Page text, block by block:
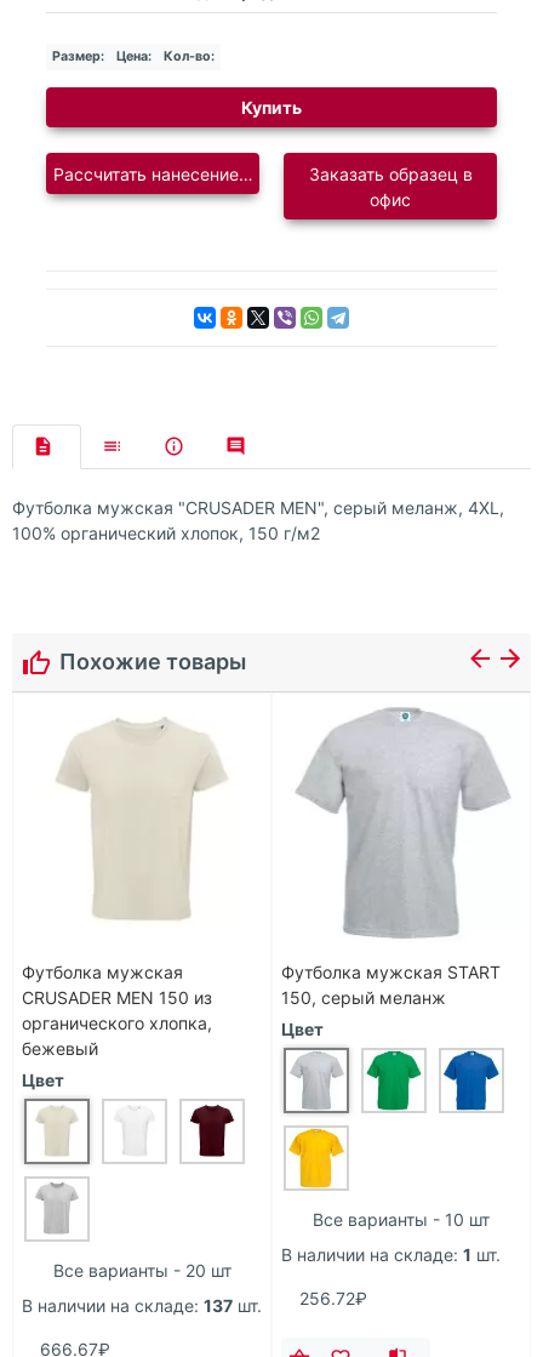
Размер: Цена: Кол-во:
Купить
Рассчитать нанесение логотипаЗаказать образец в
офис
Футболка мужская "CRUSADER MEN", серый меланж, 4XL,
100% органический хлопок, 150 г/м2
Похожие товары
Футболка мужская
CRUSADER MEN 150 из
органического хлопка,
бежевый
Цвет
Все варианты - 20 шт
В наличии на складе: 137 шт.
666.67₽
Футболка мужская START
150, серый меланж
Цвет
Все варианты - 10 шт
В наличии на складе: 1 шт.
256.72₽